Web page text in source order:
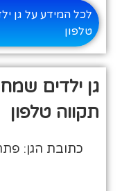
לכל המידע על גן
טלפון
גן ילדים
תקווה טלפון
כתובת הגן: